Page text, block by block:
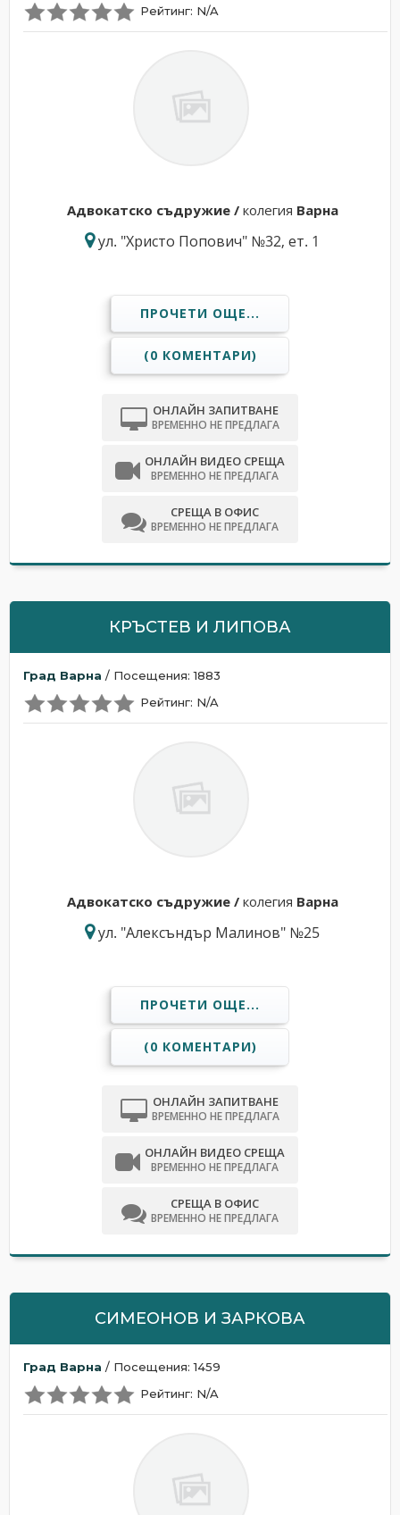
Рейтинг: N/A
Адвокатскo съдружие / колегия Варна
ул. "Христо Попович" №32, ет. 1
ПРОЧЕТИ ОЩЕ...
(0 КОМЕНТАРИ)
ОНЛАЙН ЗАПИТВАНЕ
ВРЕМЕННО НЕ ПРЕДЛАГА
ОНЛАЙН ВИДЕО СРЕЩА
ВРЕМЕННО НЕ ПРЕДЛАГА
СРЕЩА В ОФИС
ВРЕМЕННО НЕ ПРЕДЛАГА
КРЪСТЕВ И ЛИПОВА
Град Варна / Посещения: 1883
Рейтинг: N/A
Адвокатскo съдружие / колегия Варна
ул. "Алексъндър Малинов" №25
ПРОЧЕТИ ОЩЕ...
(0 КОМЕНТАРИ)
ОНЛАЙН ЗАПИТВАНЕ
ВРЕМЕННО НЕ ПРЕДЛАГА
ОНЛАЙН ВИДЕО СРЕЩА
ВРЕМЕННО НЕ ПРЕДЛАГА
СРЕЩА В ОФИС
ВРЕМЕННО НЕ ПРЕДЛАГА
СИМЕОНОВ И ЗАРКОВА
Град Варна / Посещения: 1459
Рейтинг: N/A